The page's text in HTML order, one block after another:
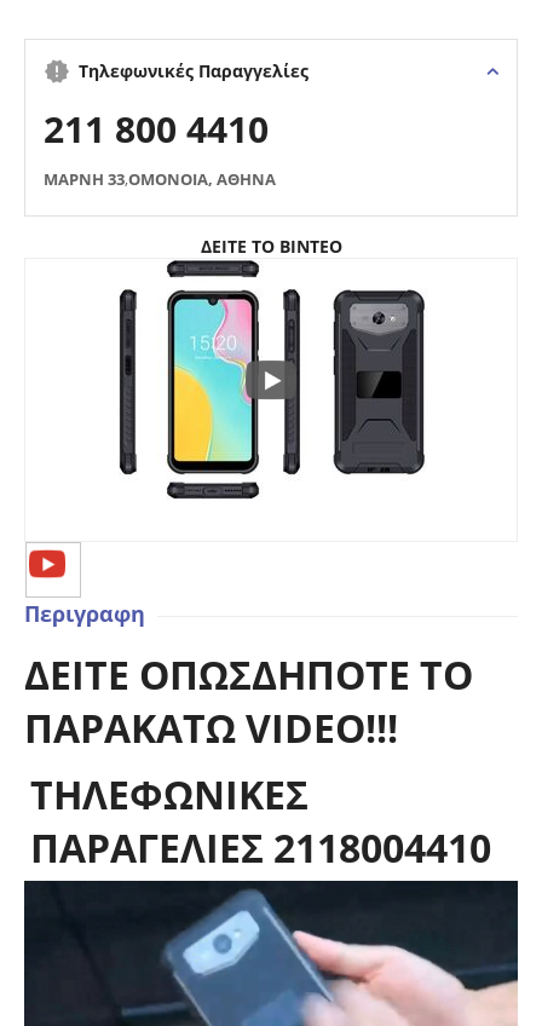
Τηλεφωνικές Παραγγελίες
211 800 4410
ΜΑΡΝΗ 33,ΟΜΟΝΟΙΑ, ΑΘΗΝΑ
ΔΕΙΤΕ ΤΟ ΒΙΝΤΕΟ
Περιγραφη
ΔΕΙΤΕ ΟΠΩΣΔΗΠΟΤΕ ΤΟ
ΠΑΡΑΚΑΤΩ VIDEO!!!
TΗΛΕΦΩΝΙΚΕΣ
ΠΑΡΑΓΕΛΙΕΣ 2118004410